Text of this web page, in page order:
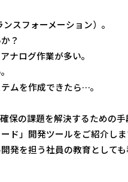
スフォーメーション）。
？
ナログ作業が多い。
ムを作成できたら…。
保の課題を解決するための
ド」開発ツールをご紹介しま
発を担う社員の教育として